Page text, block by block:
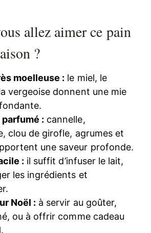
allez aimer ce pain
?
moelleuse : le miel, le
vergeoise donnent une mie
: cannelle,
clou de girofle, agrumes et
une saveur profonde.
: il suffit d’infuser le lait,
les ingrédients et
Noël : à servir au goûter,
ou à offrir comme cadeau